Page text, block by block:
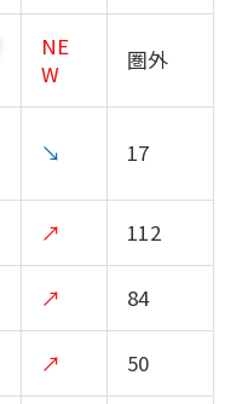
NE
W
圏外
↘ 17
↗ 112
↗ 84
↗ 50